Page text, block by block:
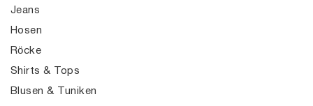
Jeans
Hosen
Röcke
Shirts & Tops
Blusen & Tuniken